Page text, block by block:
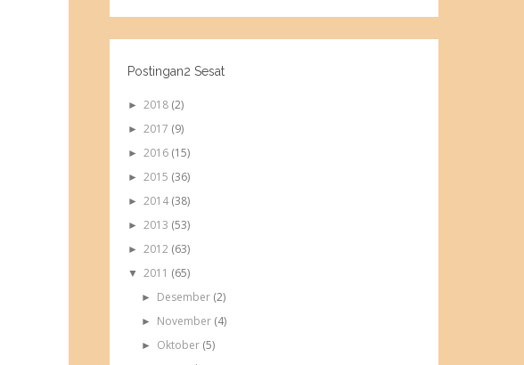
Postingan2 Sesat
►2018 (2)
►2017 (9)
►2016 (15)
►2015 (36)
►2014 (38)
►2013 (53)
►2012 (63)
▼2011 (65)
► Desember (2)
► November (4)
► Oktober (5)